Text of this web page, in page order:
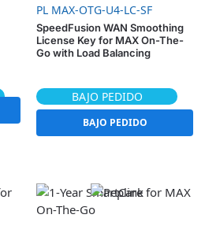
PL MAX-OTG-U4-LC-SF
SpeedFusion WAN Smoothing
License Key for MAX On-The-
Go with Load Balancing
BAJO PEDIDO
BAJO PEDIDO